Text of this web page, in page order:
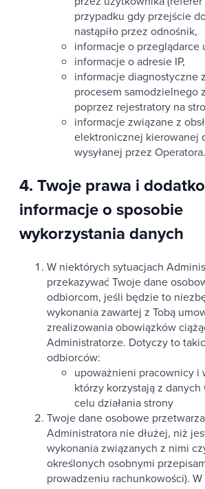
przypadku gdy przejście
nastąpiło przez odnośnik,
informacje o przeglądarce
informacje o adresie IP,
informacje diagnostyczne
procesem samodzielnego
poprzez rejestratory na
informacje związane z
elektronicznej kierowanej
wysyłanej przez Operatora.
4. Twoje prawa i
informacje o sposobie
wykorzystania danych
W niektórych sytuacjach
przekazywać Twoje dane
odbiorcom, jeśli będzie to
wykonania zawartej z Tobą
zrealizowania obowiązków
Administratorze. Dotyczy to
odbiorców:
upoważnieni pracownicy i
którzy korzystają z
celu działania strony
Twoje dane osobowe
Administratora nie dłużej, niż
wykonania związanych z nimi
określonych osobnymi
prowadzeniu rachunkowości).